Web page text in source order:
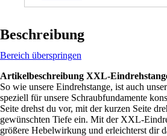
Beschreibung
Bereich überspringen
Artikelbeschreibung XXL-
So wie unsere Eindrehstange, ist auch
speziell für unsere Schraubfundamente
Seite drehst du vor, mit der kurzen Seite
gewünschten Tiefe ein. Mit der XXL-
größere Hebelwirkung und erleichterst dir